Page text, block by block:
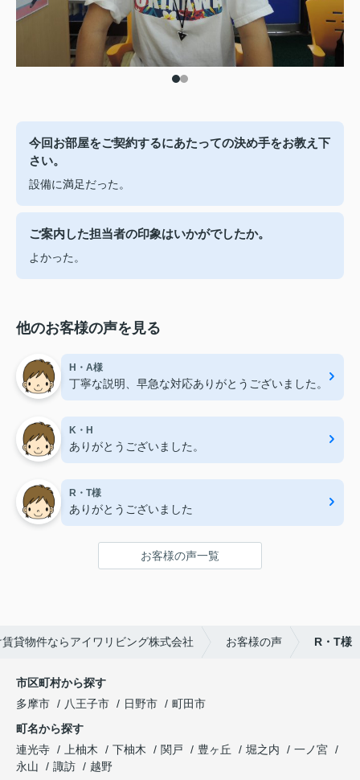
今回お部屋をご契約するにあたっての決め手をお教え下
さい。
設備に満足だった。
ご案内した担当者の印象はいかがでしたか。
よかった。
他のお客様の声を見る
H・A様
丁寧な説明、早急な対応ありがとうございました。
K・H
ありがとうございました。
R・T様
ありがとうございました
お客様の声一覧
貸物件ならアイワリビング株式会社 お客様の声 R・T様
市区町村から探す
多摩市
八王子市 日野市
町田市
町名から探す
連光寺
上柚木 下柚木 関戸 豊ヶ丘 堀之内
一ノ宮
永山
諏訪
越野